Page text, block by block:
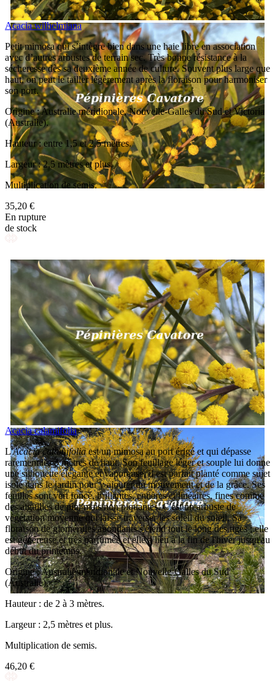
Acacia wilhelmiana
Petit mimosa qui s’intègre bien dans une haie libre en association
avec d’autres arbustes de terrain sec. Très bonne résistance à la
sécheresse dès sa deuxième année de culture. Souvent plus large que
haut, on peut le tailler légèrement après la floraison pour harmoniser
son port.
Origine : Australie méridionale, Nouvelle-Galles du Sud et Victoria
(Australie).
Hauteur : entre 1,5 et 2,5 mètres.
Largeur : 2,5 mètres et plus.
Multiplication de semis.
35,20 €
En rupture
de stock
Acacia calamifolia
L'Acacia calamifoliaest un mimosa au port érigé et qui dépasse
rarement les 3 mètres de haut. Son feuillage léger et souple lui donne
une silhouette élégante et vaporeuse, il est parfait planté comme sujet
isolé dans le jardin pour y ajouter du mouvement et de la grâce. Ses
feuilles sont vert foncé, brillantes, entières et linéaires, fines comme
des aiguilles de pin, mais non piquantes. C'est un arbuste de
végétation moyenne qui laisse traverser les soleil du soleil. Sa
floraison de glomérules abondants s'étend tout le long des tiges ; elle
est généreuse et très parfumée et elle a lieu à la fin de l'hiver jusqu'au
début du printemps.
Origine : Australie méridionale et Nouvelle-Galles du Sud
(Australie).
Hauteur : de 2 à 3 mètres.
Largeur : 2,5 mètres et plus.
Multiplication de semis.
46,20 €